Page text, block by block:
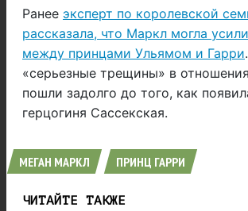
Ранее эксперт по королевской
рассказала, что Маркл могла
между принцами Ульямом и Гарри
«серьезные трещины» в
пошли задолго до того, как
герцогиня Сассекская.
МЕГАН МАРКЛ ПРИНЦ ГАРРИ
ЧИТАЙТЕ ТАКЖЕ